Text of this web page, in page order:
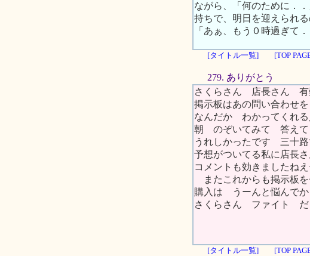
ながら、「何のために．
持ちで、明日を迎えられ
「あぁ、もう０時過ぎて
[タイトル一覧] [TOP
279. ありがとう
さくらさん 店長さん 有
掲示板はあの問い合わせ
なんだか わかってくれ
朝 のぞいてみて 答えて
うれしかったです 三十
予想がついてる私に店長
コメントも効きましたね
またこれからも掲示板を
購入は うーんと悩んで
さくらさん ファイト だ
[タイトル一覧] [TOP